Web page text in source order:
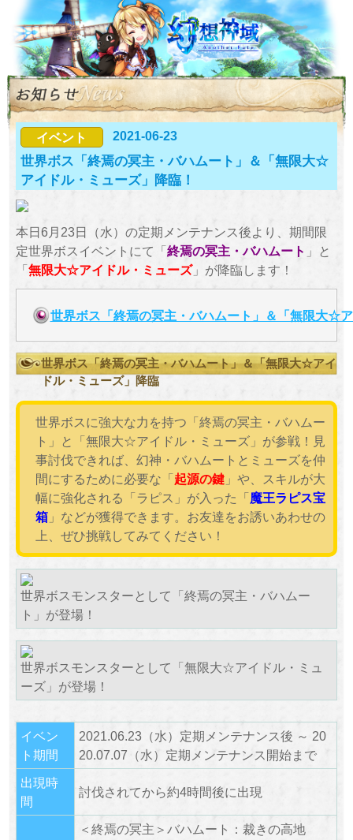
イベント 2021-06-23
世界ボス「終焉の冥主・バハムート」＆「無限大☆
アイドル・ミューズ」降臨！
本日6月23日（水）の定期メンテナンス後より、期間限
定世界ボスイベントにて「終焉の冥主・バハムート 」と
「無限大☆アイドル・ミューズ」が降臨します！
世界ボス「終焉の冥主・バハムート」＆「無限大☆
世界ボス「終焉の冥主・バハムート」＆「無限大☆アイ
ドル・ミューズ」降臨
世界ボスに強大な力を持つ「終焉の冥主・バハムー
ト」と「無限大☆アイドル・ミューズ」が参戦！見
事討伐できれば、幻神・バハムートとミューズを仲
間にするために必要な「起源の鍵」や、スキルが大
幅に強化される「ラピス」が入った「魔王ラピス宝
箱」などが獲得できます。お友達をお誘いあわせの
上、ぜひ挑戦してみてください！
世界ボスモンスターとして「終焉の冥主・バハムー
ト」が登場！
世界ボスモンスターとして「無限大☆アイドル・ミュ
ーズ」が登場！
イベン
ト期間
2021.06.23（水）定期メンテナンス後 ～ 20
20.07.07（水）定期メンテナンス開始まで
出現時
間
討伐されてから約4時間後に出現
＜終焉の冥主＞バハムート：裁きの高地